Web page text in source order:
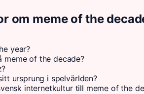
om meme of the
year?
meme of the decade?
ursprung i spelvärlden?
internetkultur till meme of the